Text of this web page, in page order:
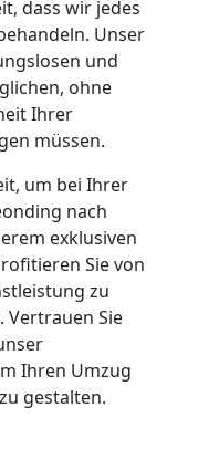
dass wir jedes
Unser
und
ohne
Ihrer
müssen.
um bei Ihrer
nach
exklusiven
Sie von
zu
Vertrauen Sie
Ihren Umzug
gestalten.